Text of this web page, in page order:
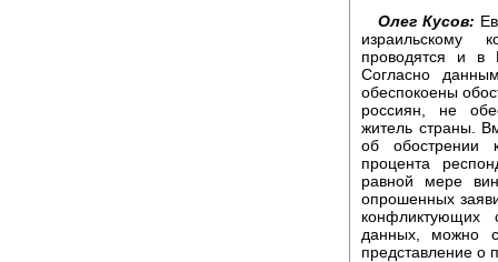
Олег Кусов:
израильскому
проводятся и в
Согласно
обеспокоены
россиян, не
житель страны.
об обострении
процента
равной мере
опрошенных
конфликтующих
данных, можно
представление о